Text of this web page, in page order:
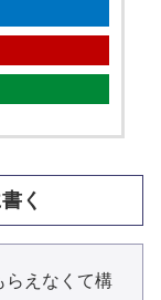
く
らえなくて構